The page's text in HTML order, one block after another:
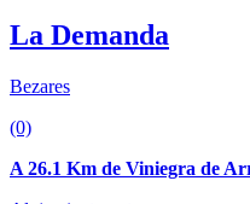
La Demanda
Bezares
(0)
A 26.1 Km de Viniegra de